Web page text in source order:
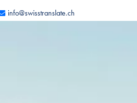
info@swisstranslate.ch